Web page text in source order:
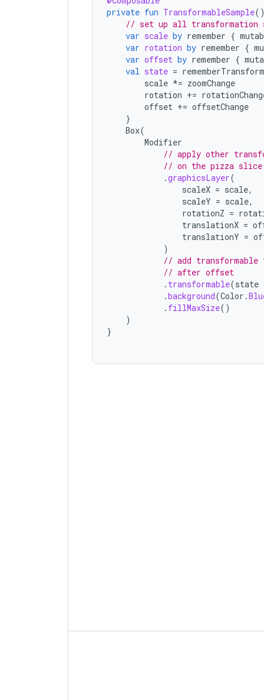
private fun TransformableSample()
// set up all transformation
var scale by remember {
var rotation by remember {
var offset by remember {
val state =
scale *= zoomChange
rotation +=
offset += offsetChange
}
Box(
Modifier
// apply other
// on the pizza slice
.graphicsLayer(
scaleX = scale,
scaleY = scale,
rotationZ =
translationX =
translationY =
)
// add
// after offset
. transformable(state
.background(Color .
. fillMaxSize()
)
}